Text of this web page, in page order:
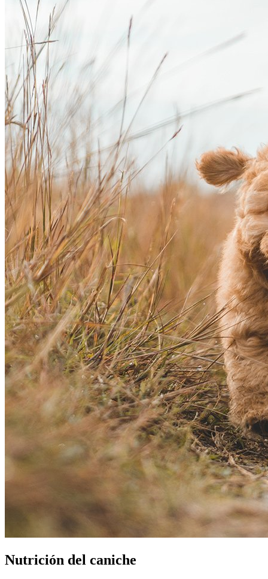
Nutrición del caniche